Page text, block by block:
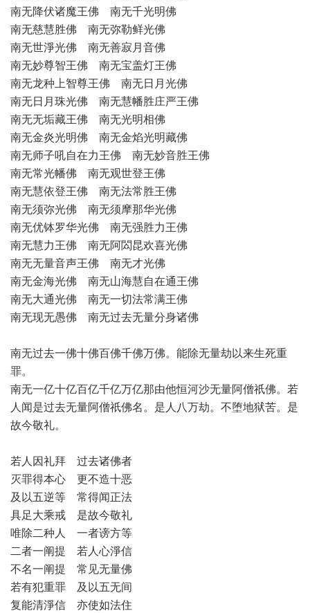
南无降伏诸魔王佛 南无千光明佛
南无慈慧胜佛 南无弥勒鲜光佛
南无世淨光佛 南无善寂月音佛
南无妙尊智王佛 南无宝盖灯王佛
南无龙种上智尊王佛 南无日月光佛
南无日月珠光佛 南无慧幡胜庄严王佛
南无无垢藏王佛 南无光明相佛
南无金炎光明佛 南无金焰光明藏佛
南无师子吼自在力王佛 南无妙音胜王佛
南无常光幡佛 南无观世登王佛
南无慧依登王佛 南无法常胜王佛
南无须弥光佛 南无须摩那华光佛
南无优钵罗华光佛 南无强胜力王佛
南无慧力王佛 南无阿閦昆欢喜光佛
南无无量音声王佛 南无才光佛
南无金海光佛 南无山海慧自在通王佛
南无大通光佛 南无一切法常满王佛
南无现无愚佛 南无过去无量分身诸佛
南无过去一佛十佛百佛千佛万佛。能除无量劫以来生死重
罪。
南无一亿十亿百亿千亿万亿那由他恒河沙无量阿僧祇佛。若
人闻是过去无量阿僧祇佛名。是人八万劫。不堕地狱苦。是
故今敬礼。
若人因礼拜 过去诸佛者
灭罪得本心 更不造十恶
及以五逆等 常得闻正法
具足大乘戒 是故今敬礼
唯除二种人 一者谤方等
二者一阐提 若人心淨信
不名一阐提 常见无量佛
若有犯重罪 及以五无间
复能清淨信 亦使如法住